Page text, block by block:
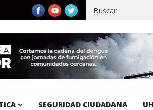
Pacífico registra 92 % de avance en
SEGURIDAD CIUDADANA